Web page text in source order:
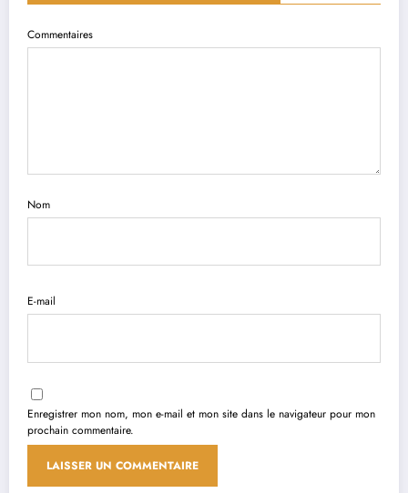
Commentaires
Nom
E-mail
Enregistrer mon nom, mon e-mail et mon site dans le navigateur pour mon
prochain commentaire.